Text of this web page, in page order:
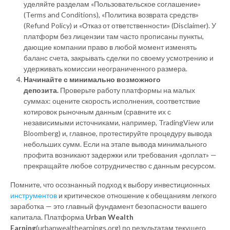
уделяйте разделам «Пользовательское соглашение»
(Terms and Conditions), «Политика возврата средств»
(Refund Policy) и «Отказ от ответственности» (Disclaimer). У
платформ без лицензии там часто прописаны пункты,
дающие компании право в любой момент изменять
баланс счета, закрывать сделки по своему усмотрению и
удерживать комиссии неограниченного размера.
Начинайте с минимально возможного
депозита. Проверьте работу платформы на малых
суммах: оцените скорость исполнения, соответствие
котировок рыночным данным (сравните их с
независимыми источниками, например, TradingView или
Bloomberg) и, главное, протестируйте процедуру вывода
небольших сумм. Если на этапе вывода минимального
профита возникают задержки или требования «доплат» —
прекращайте любое сотрудничество с данным ресурсом.
Помните, что осознанный подход к выбору инвестиционных
инструментов и критическое отношение к обещаниям легкого
заработка — это главный фундамент безопасности вашего
капитала. Платформа Urban Wealth
Earning(urbanwealthearnings.org) по результатам текущего